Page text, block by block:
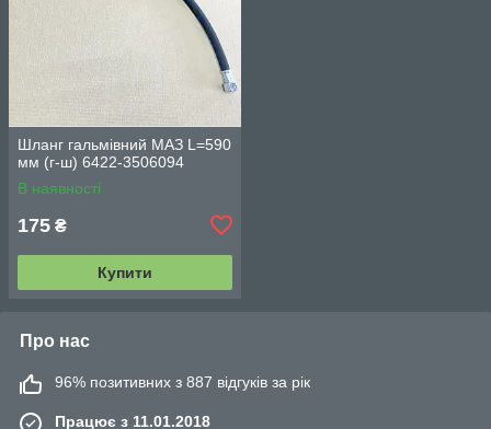
Шланг гальмівний МАЗ L=590
мм (г-ш) 6422-3506094
В наявності
175 ₴
Купити
Про нас
96% позитивних з 887 відгуків за рік
Працює з 11.01.2018